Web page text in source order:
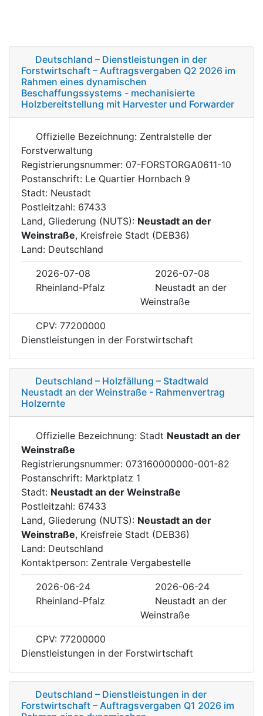
Deutschland – Dienstleistungen in der
Forstwirtschaft – Auftragsvergaben Q2 2026 im
Rahmen eines dynamischen
Beschaffungssystems - mechanisierte
Holzbereitstellung mit Harvester und Forwarder
Offizielle Bezeichnung: Zentralstelle der
Forstverwaltung
Registrierungsnummer: 07-FORSTORGA0611-10
Postanschrift: Le Quartier Hornbach 9
Stadt: Neustadt
Postleitzahl: 67433
Land, Gliederung (NUTS): Neustadt an der
Weinstraße, Kreisfreie Stadt (DEB36)
Land: Deutschland
2026-07-08
2026-07-08
Rheinland-Pfalz
Neustadt an der
Weinstraße
CPV: 77200000
Dienstleistungen in der Forstwirtschaft
Deutschland – Holzfällung – Stadtwald
Neustadt an der Weinstraße - Rahmenvertrag
Holzernte
Offizielle Bezeichnung: Stadt Neustadt an der
Weinstraße
Registrierungsnummer: 073160000000-001-82
Postanschrift: Marktplatz 1
Stadt: Neustadt an der Weinstraße
Postleitzahl: 67433
Land, Gliederung (NUTS): Neustadt an der
Weinstraße, Kreisfreie Stadt (DEB36)
Land: Deutschland
Kontaktperson: Zentrale Vergabestelle
2026-06-24
2026-06-24
Rheinland-Pfalz
Neustadt an der
Weinstraße
CPV: 77200000
Dienstleistungen in der Forstwirtschaft
Deutschland – Dienstleistungen in der
Forstwirtschaft – Auftragsvergaben Q1 2026 im